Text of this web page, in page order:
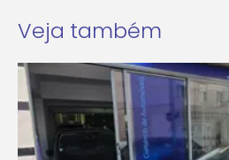
Veja também